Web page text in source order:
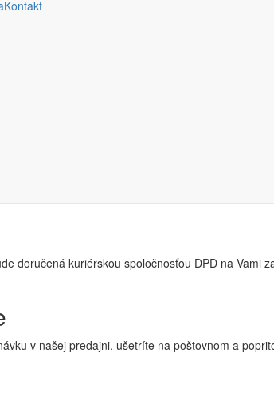
Kontakt
kartou
doručená kuriérskou spoločnosťou DPD na
v našej predajni, ušetríte na poštovnom a